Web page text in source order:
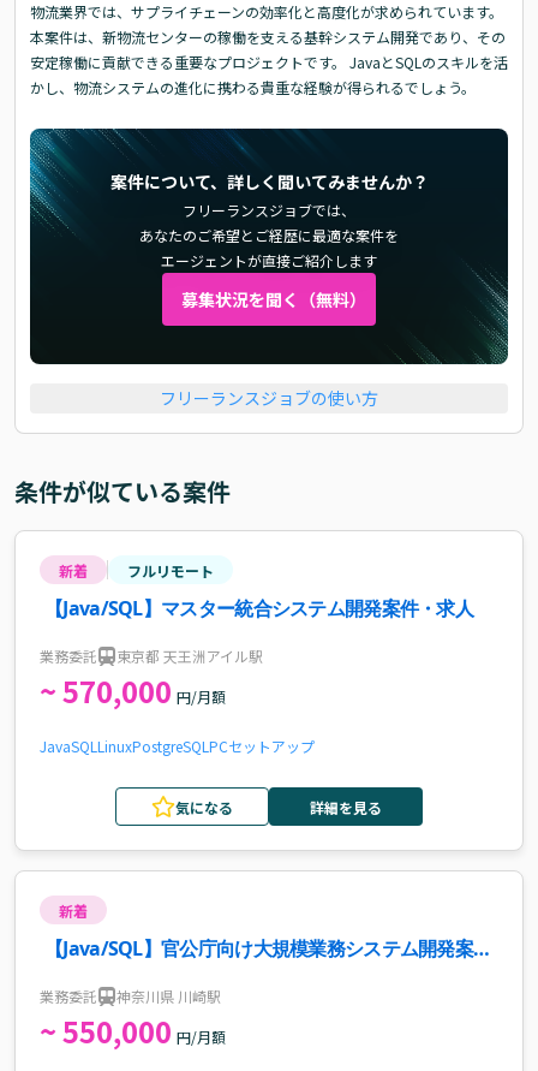
物流業界では、サプライチェーンの効率化と高度化が求められています。
本案件は、新物流センターの稼働を支える基幹システム開発であり、その
安定稼働に貢献できる重要なプロジェクトです。 JavaとSQLのスキルを活
かし、物流システムの進化に携わる貴重な経験が得られるでしょう。
案件について、詳しく聞いてみませんか？
フリーランスジョブでは、
あなたのご希望とご経歴に最適な案件を
エージェントが直接ご紹介します
募集状況を聞く（無料）
フリーランスジョブの使い方
条件が似ている案件
新着 フルリモート
【Java/SQL】マスター統合システム開発案件・求人
業務委託 東京都 天王洲アイル駅
~ 570,000 円/月額
JavaSQL LinuxPostgreSQL PCセットアップ
気になる 詳細を見る
新着
【Java/SQL】官公庁向け大規模業務システム開発案
業務委託 神奈川県 川崎駅
~ 550,000 円/月額